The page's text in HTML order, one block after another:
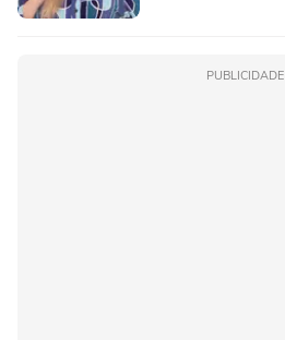
PUBLICIDADE